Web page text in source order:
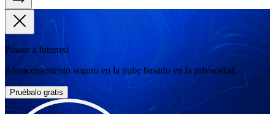
Pásate a Internxt
Almacenamiento seguro en la nube basado en la privacidad.
Pruébalo gratis